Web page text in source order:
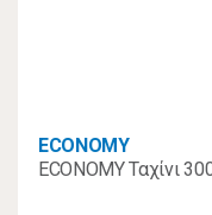
ECONOMY
ECONOMY Ταχίνι